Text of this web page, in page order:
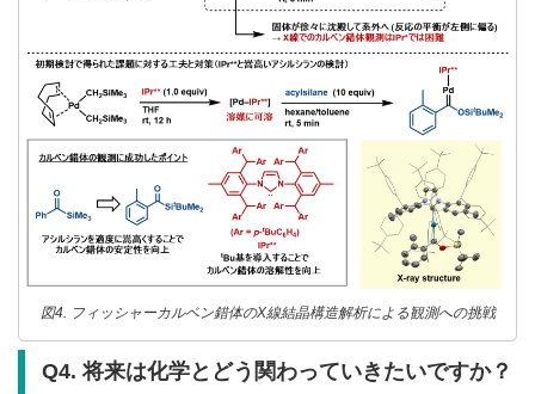
図4. フィッシャーカルベン錯体のX線結晶構造解析による観測への挑戦
Q4. 将来は化学とどう関わっていきたいですか？